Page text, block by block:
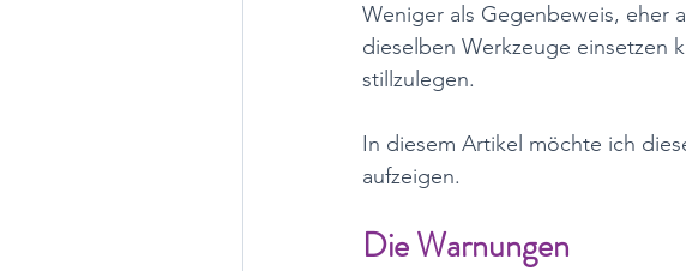
Weniger als Gegenbeweis, eher
dieselben Werkzeuge einsetzen
stillzulegen.
In diesem Artikel möchte ich
aufzeigen.
Die Warnungen